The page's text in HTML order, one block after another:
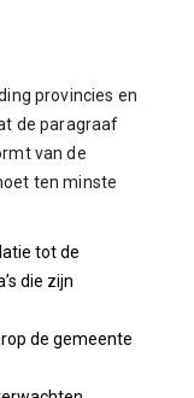
provincies en
de paragraaf
van de
ten minste
tot de
die zijn
de gemeente